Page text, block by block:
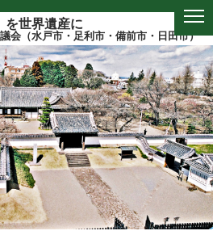
を世界遺産に
会（水戸市・足利市・備前市・日田市）